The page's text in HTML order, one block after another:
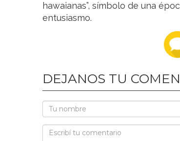
hawaianas”, símbolo de una
entusiasmo.
DEJANOS TU